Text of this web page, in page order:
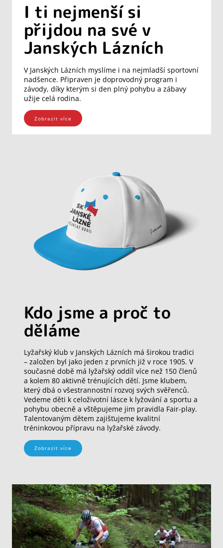
I ti nejmenší si
přijdou na své v
Janských Lázních
V Janských Lázních myslíme i na nejmladší sportovní
nadšence. Připraven je doprovodný program i
závody, díky kterým si den plný pohybu a zábavy
užije celá rodina.
Zobrazit více
Kdo jsme a proč to
děláme
Lyžařský klub v Janských Lázních má širokou tradici
– založen byl jako jeden z prvních již v roce 1905. V
současné době má lyžařský oddíl více než 150 členů
a kolem 80 aktivně trénujících dětí. Jsme klubem,
který dbá o všestrannostní rozvoj svých svěřenců.
Vedeme děti k celoživotní lásce k lyžování a sportu a
pohybu obecně a vštěpujeme jim pravidla Fair-play.
Talentovaným dětem zajišťujeme kvalitní
tréninkovou přípravu na lyžařské závody.
Zobrazit více